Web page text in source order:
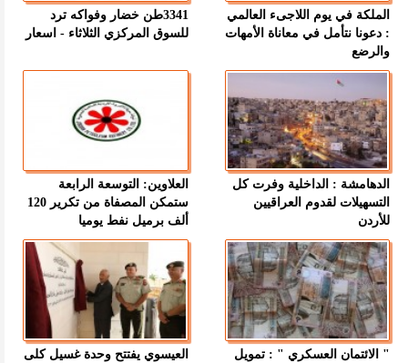
الملكة في يوم اللاجىء العالمي
: دعونا نتأمل في معاناة الأمهات
والرضع
3341طن خضار وفواكه ترد
للسوق المركزي الثلاثاء - اسعار
الدهامشة : الداخلية وفرت كل
التسهيلات لقدوم العراقيين
للأردن
العلاوين: التوسعة الرابعة
ستمكن المصفاة من تكرير 120
ألف برميل نفط يوميا
" الائتمان العسكري " : تمويل العيسوي يفتتح وحدة غسيل كلى